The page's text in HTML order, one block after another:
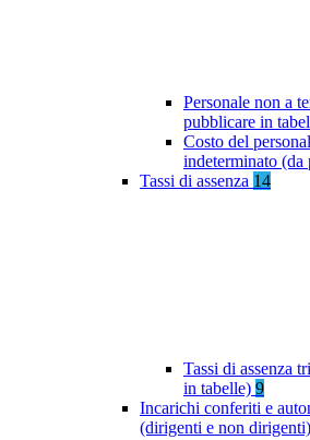
Personale non a
pubblicare in
Costo del
indeterminato (da
Tassi di assenza 14
Tassi di assenza
in tabelle) 9
Incarichi conferiti e
(dirigenti e non dirigenti)